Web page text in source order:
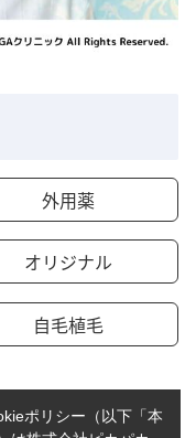
外用薬
オリジナル
自毛植毛
ポリシー（以下「本